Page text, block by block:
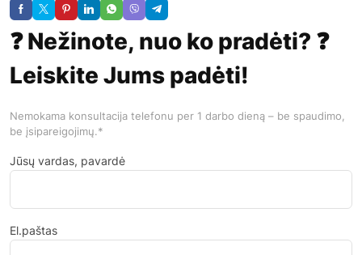
❓ Nežinote, nuo ko pradėti? ❓
Leiskite Jums padėti!
Nemokama konsultacija telefonu per 1 darbo dieną – be spaudimo,
be įsipareigojimų.*
Jūsų vardas, pavardė
El.paštas